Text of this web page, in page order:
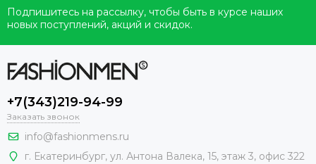
Подпишитесь на рассылку, чтобы быть в курсе наших
новых поступлений, акций и скидок.
+7(343)219-94-99
Заказать звонок
info@fashionmens.ru
г. Екатеринбург, ул. Антона Валека, 15, этаж 3, офис 322